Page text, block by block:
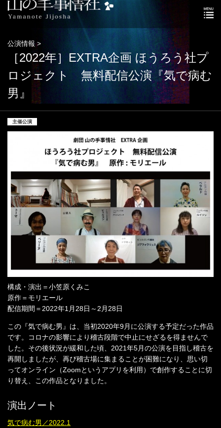
公演情報 >
［2022年］EXTRA企画 ほうろう社プ
ロジェクト 無料配信公演『気で病む
男』
主催公演
構成・演出＝小笠原くみこ
原作＝モリエール
配信期間＝2022年1月28日～2月28日
この『気で病む男』は、当初2020年9月に公演する予定だった作品
です。コロナの影響により稽古段階で中止にせざるを得ませんで
した。その後状況が緩和した頃、2021年5月の公演を目指し稽古を
再開しましたが、再び稽古場に集まることが困難になり、思い切
ってオンライン（Zoomというアプリを利用）で創作することに切
り替え、この作品となりました。
演出ノート
気で病む男／2022.1